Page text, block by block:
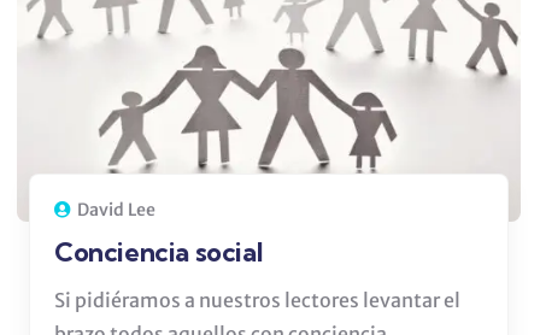
David Lee
Conciencia social
Si pidiéramos a nuestros lectores levantar el